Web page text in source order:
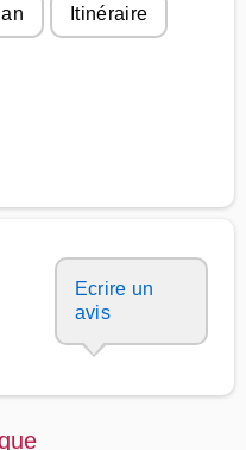
Itinéraire
Ecrire un
avis